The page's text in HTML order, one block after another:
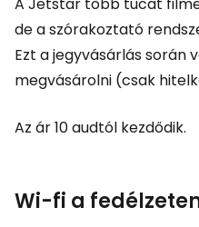
A Jetstar több tucat
de a szórakoztató
Ezt a jegyvásárlás során
megvásárolni (csak
Az ár 10 audtól kezdődik.
Wi-fi a